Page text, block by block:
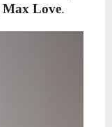
Max Love.